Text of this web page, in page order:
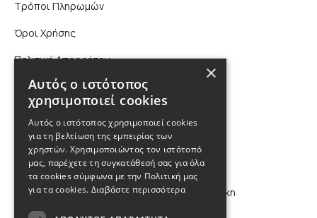
Τρόποι Πληρωμών
Όροι Χρήσης
Πολιτική Απορρήτου
Επικοινωνία
210 9880988, 2310 224 460
info@kybosonline.gr
Εθνικής Αμύνης 44, 54621, Θεσσαλονίκη
×
Αυτός ο ιστότοπος
χρησιμοποιεί cookies
Αυτός ο ιστότοπος χρησιμοποιεί cookies
για τη βελτίωση της εμπειρίας των
χρηστών. Χρησιμοποιώντας τον ιστότοπό
μας, παρέχετε τη συγκατάθεσή σας για όλα
τα cookies σύμφωνα με την Πολιτική μας
για τα cookies. Διαβάστε περισσότερα